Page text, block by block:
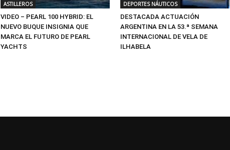
ASTILLEROS
VIDEO – PEARL 100 HYBRID: EL
NUEVO BUQUE INSIGNIA QUE
MARCA EL FUTURO DE PEARL
YACHTS
DEPORTES NÁUTICOS
DESTACADA ACTUACIÓN
ARGENTINA EN LA 53.ª SEMANA
INTERNACIONAL DE VELA DE
ILHABELA